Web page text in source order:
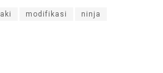
modifikasi ninja